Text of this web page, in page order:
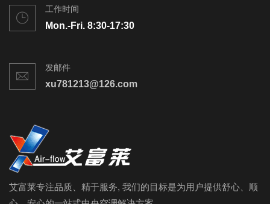
工作时间
Mon.-Fri. 8:30-17:30
发邮件
xu781213@126.com
艾富莱专注品质、精于服务, 我们的目标是为用户提供舒心、顺